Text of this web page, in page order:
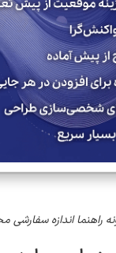
راهنما اندازه